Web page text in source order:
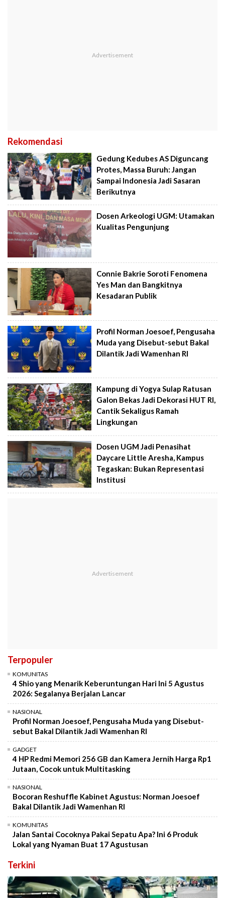
Rekomendasi
Gedung Kedubes AS Diguncang
Protes, Massa Buruh: Jangan
Sampai Indonesia Jadi Sasaran
Berikutnya
Dosen Arkeologi UGM: Utamakan
Kualitas Pengunjung
Connie Bakrie Soroti Fenomena
Yes Man dan Bangkitnya
Kesadaran Publik
Profil Norman Joesoef, Pengusaha
Muda yang Disebut-sebut Bakal
Dilantik Jadi Wamenhan RI
Kampung di Yogya Sulap Ratusan
Galon Bekas Jadi Dekorasi HUT RI,
Cantik Sekaligus Ramah
Lingkungan
Dosen UGM Jadi Penasihat
Daycare Little Aresha, Kampus
Tegaskan: Bukan Representasi
Institusi
Terpopuler
KOMUNITAS
4 Shio yang Menarik Keberuntungan Hari Ini 5 Agustus
2026: Segalanya Berjalan Lancar
NASIONAL
Profil Norman Joesoef, Pengusaha Muda yang Disebut-
sebut Bakal Dilantik Jadi Wamenhan RI
GADGET
4 HP Redmi Memori 256 GB dan Kamera Jernih Harga Rp1
Jutaan, Cocok untuk Multitasking
NASIONAL
Bocoran Reshuffle Kabinet Agustus: Norman Joesoef
Bakal Dilantik Jadi Wamenhan RI
KOMUNITAS
Jalan Santai Cocoknya Pakai Sepatu Apa? Ini 6 Produk
Lokal yang Nyaman Buat 17 Agustusan
Terkini